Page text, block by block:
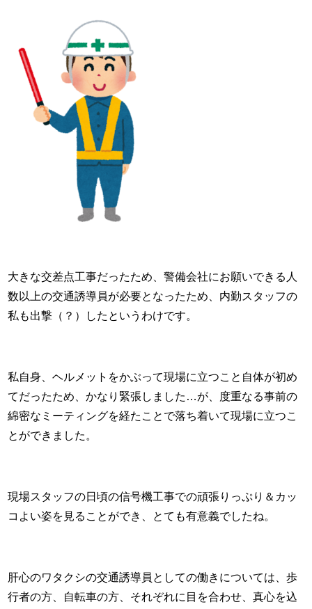
大きな交差点工事だったため、警備会社にお願いできる人
数以上の交通誘導員が必要となったため、内勤スタッフの
私も出撃（？）したというわけです。
私自身、ヘルメットをかぶって現場に立つこと自体が初め
てだったため、かなり緊張しました…が、度重なる事前の
綿密なミーティングを経たことで落ち着いて現場に立つこ
とができました。
現場スタッフの日頃の信号機工事での頑張りっぷり＆カッ
コよい姿を見ることができ、とても有意義でしたね。
肝心のワタクシの交通誘導員としての働きについては、歩
行者の方、自転車の方、それぞれに目を合わせ、真心を込